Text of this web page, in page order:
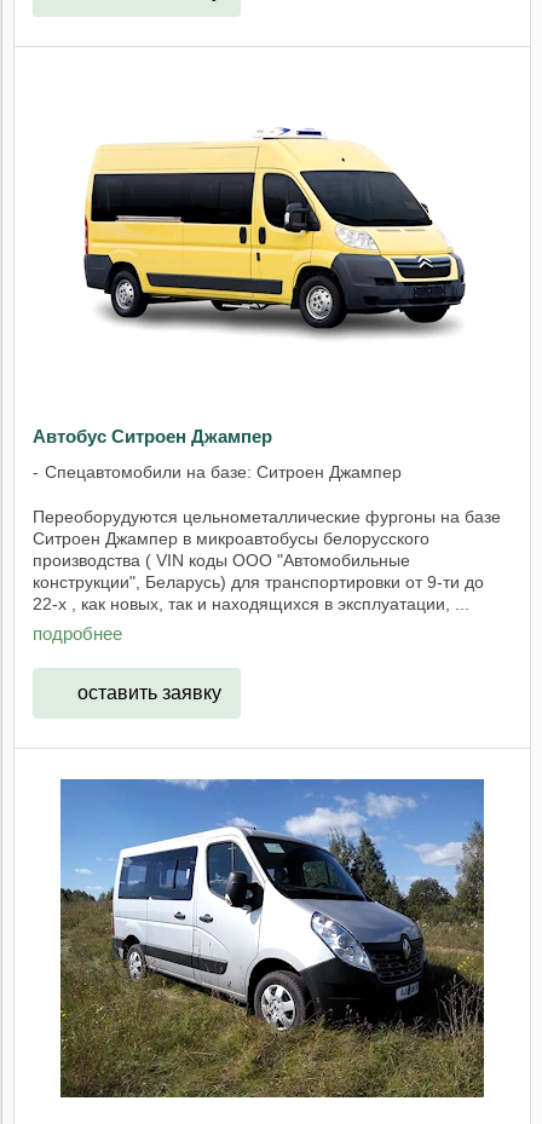
Автобус Ситроен Джампер
Спецавтомобили на базе: Ситроен Джампер
Переоборудуются цельнометаллические фургоны на базе
Ситроен Джампер в микроавтобусы белорусского
производства ( VIN коды ООО "Автомобильные
конструкции", Беларусь) для транспортировки от 9-ти до
22-х , как новых, так и находящихся в эксплуатации, ...
подробнее
оставить заявку